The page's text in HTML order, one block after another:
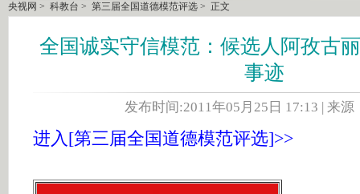
央视网 > 科教台 > 第三届全国道德模范评选 > 正文
全国诚实守信模范：候选人阿孜古
事迹
发布时间:2011年05月25日 17:13 | 来源
进入[第三届全国道德模范评选]>>